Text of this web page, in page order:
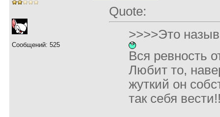
Сообщений: 525
Quote:
>>>>Это
Вся ревность
Любит то,
жуткий он
так себя